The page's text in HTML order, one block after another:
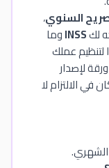
السنوي،
لكINSSوما
لتنظيم عملك
لإصدار
في الالتزام لا
الشهري.